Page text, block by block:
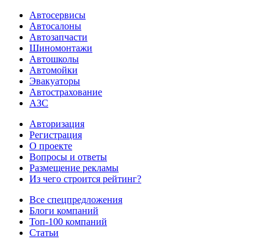
Автосервисы
Автосалоны
Автозапчасти
Шиномонтажи
Автошколы
Автомойки
Эвакуаторы
Автострахование
АЗС
Авторизация
Регистрация
О проекте
Вопросы и ответы
Размещение рекламы
Из чего строится рейтинг?
Все спецпредложения
Блоги компаний
Топ-100 компаний
Статьи